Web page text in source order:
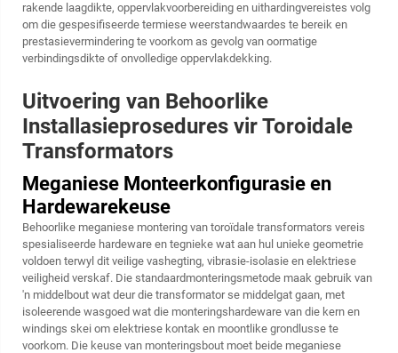
rakende laagdikte, oppervlakvoorbereiding en uithardingvereistes volg
om die gespesifiseerde termiese weerstandwaardes te bereik en
prestasievermindering te voorkom as gevolg van oormatige
verbindingsdikte of onvolledige oppervlakdekking.
Uitvoering van Behoorlike
Installasieprosedures vir Toroidale
Transformators
Meganiese Monteerkonfigurasie en
Hardewarekeuse
Behoorlike meganiese montering van toroïdale transformators vereis
spesialiseerde hardeware en tegnieke wat aan hul unieke geometrie
voldoen terwyl dit veilige vashegting, vibrasie-isolasie en elektriese
veiligheid verskaf. Die standaardmonteringsmetode maak gebruik van
'n middelbout wat deur die transformator se middelgat gaan, met
isoleerende wasgoed wat die monteringshardeware van die kern en
windings skei om elektriese kontak en moontlike grondlusse te
voorkom. Die keuse van monteringsbout moet beide meganiese